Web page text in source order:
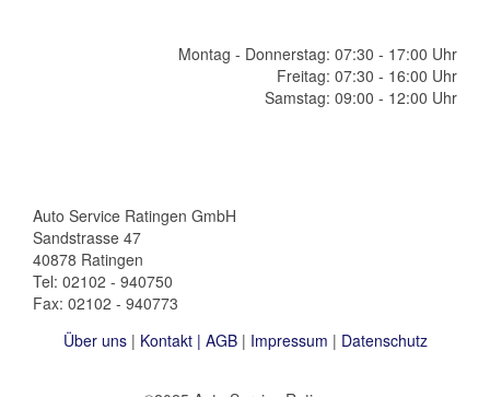
Montag - Donnerstag: 07:30 - 17:00 Uhr
Freitag: 07:30 - 16:00 Uhr
Samstag: 09:00 - 12:00 Uhr
Auto Service Ratingen GmbH
Sandstrasse 47
40878 Ratingen
Tel: 02102 - 940750
Fax: 02102 - 940773
Über uns| Kontakt | AGB| Impressum | Datenschutz